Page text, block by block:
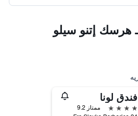
هرسك إتنو سيلو
فندق لونا
4 نجوم
ممتاز 9.2